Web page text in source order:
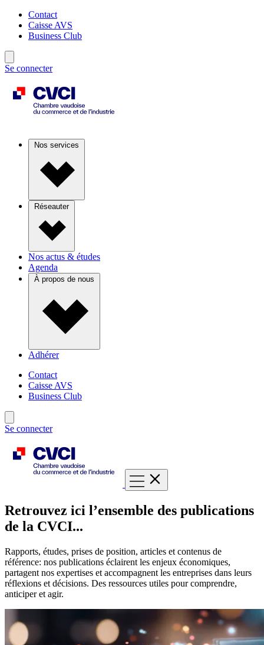
Contact
Caisse AVS
Business Club
Se connecter
Nos services
Réseauter
Nos actus & études
Agenda
À propos de nous
Adhérer
Contact
Caisse AVS
Business Club
Se connecter
Retrouvez ici l’ensemble des publications
de la CVCI...
Rapports, études, prises de position, articles et contenus de
référence: nos publications éclairent les enjeux économiques,
partagent nos expertises et accompagnent les entreprises dans leurs
réflexions et décisions. Des ressources utiles pour comprendre,
anticiper et agir.